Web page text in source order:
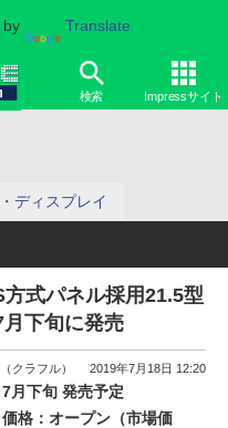
by Translate
検索 Impressサイト
ディスプレイ
式パネル採用21.5型
下旬に発売
クラフル） 2019年7月18日 12:20
7月下旬 発売予定
価格：オープン（市場価